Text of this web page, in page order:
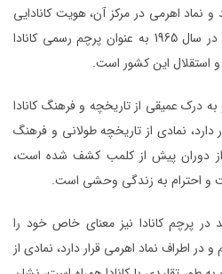
اهرمی در مرکز آن، هویت کانادایی
را نشان می دهد. این پرچم، که در سال 1965 به عنوان پرچم رسمی کانادا
و استقلال این کشور است.
درک عمیقی از تاریخچه و فرهنگ کانادا
دارد، نمادی از تاریخچه طولانی و فرهنگ
از دوران پیش از کلمب کشف شده است،
و احترام به زندگی وحشی است.
در پرچم کانادا نیز معنای خاص خود را
در اطراف نماد اهرمی قرار دارد، نمادی از